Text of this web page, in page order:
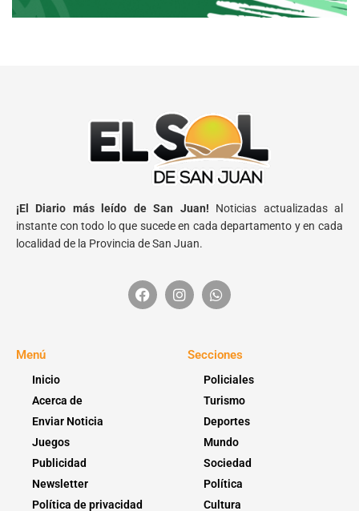
¡El Diario más leído de San Juan! Noticias actualizadas al
instante con todo lo que sucede en cada departamento y en cada
localidad de la Provincia de San Juan.
Menú
Inicio
Acerca de
Enviar Noticia
Juegos
Publicidad
Newsletter
Política de privacidad
Secciones
Policiales
Turismo
Deportes
Mundo
Sociedad
Política
Cultura